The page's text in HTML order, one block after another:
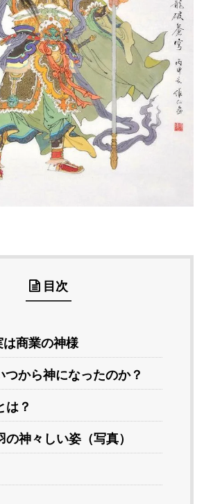
目次
は商業の神様
つから神になったのか？
は？
の神々しい姿（写真）